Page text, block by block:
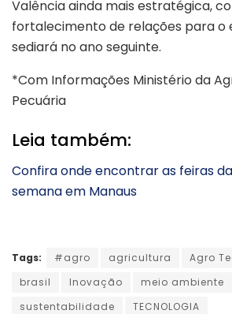
Valência ainda mais estratégica,
fortalecimento de relações para o
sediará no ano seguinte.
*Com Informações Ministério da
Pecuária
Leia também:
Confira onde encontrar as feiras
semana em Manaus
Tags: #agro agricultura Agro
brasil
Inovação
meio ambiente
sustentabilidade
TECNOLOGIA